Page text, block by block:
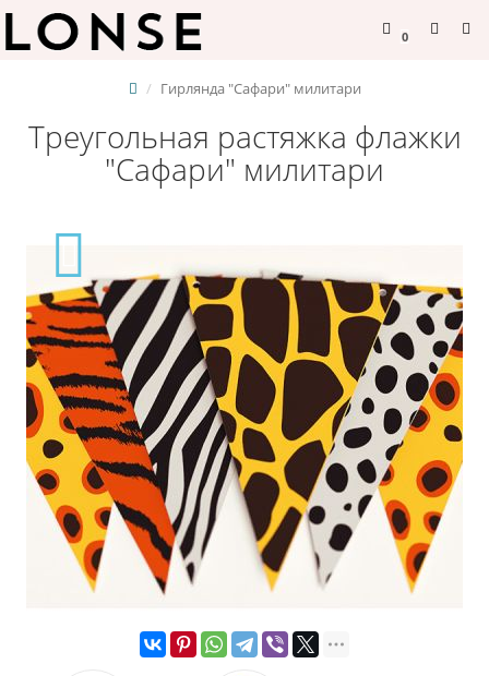
0
Гирлянда "Сафари" милитари
Треугольная растяжка флажки
"Сафари" милитари